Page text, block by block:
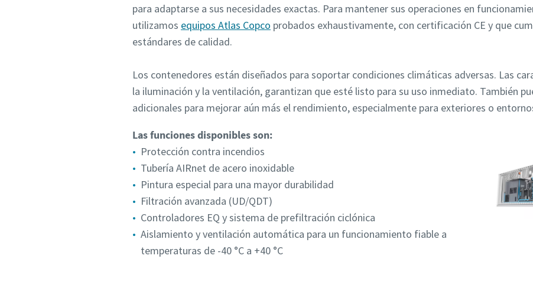
para adaptarse a sus necesidades exactas. Para mantener sus operaciones en
utilizamos equipos Atlas Copco probados exhaustivamente, con certificación CE y que
estándares de calidad.
Los contenedores están diseñados para soportar condiciones climáticas adversas. Las
la iluminación y la ventilación, garantizan que esté listo para su uso inmediato. También
adicionales para mejorar aún más el rendimiento, especialmente para exteriores o
Las funciones disponibles son:
Protección contra incendios
Tubería AIRnet de acero inoxidable
Pintura especial para una mayor durabilidad
Filtración avanzada (UD/QDT)
Controladores EQ y sistema de prefiltración ciclónica
Aislamiento y ventilación automática para un funcionamiento fiable a
temperaturas de -40 °C a +40 °C